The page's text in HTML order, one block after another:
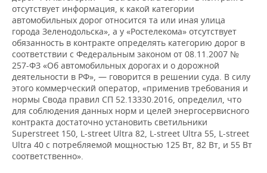
отсутствует информация, к какой категории
автомобильных дорог относится та или иная улица
города Зеленодольска», а у «Ростелекома» отсутствует
обязанность в контракте определять категорию дорог в
соответствии с Федеральным законом от 08.11.2007 №
257-ФЗ «Об автомобильных дорогах и о дорожной
деятельности в РФ», — говорится в решении суда. В силу
этого коммерческий оператор, «применив требования и
нормы Свода правил СП 52.13330.2016, определил, что
для соблюдения данных норм и целей энергосервисного
контракта достаточно установить светильники
Superstreet 150, L-street Ultra 82, L-street Ultra 55, L-street
Ultra 40 с потребляемой мощностью 125 Вт, 82 Вт, и 55 Вт
соответственно».